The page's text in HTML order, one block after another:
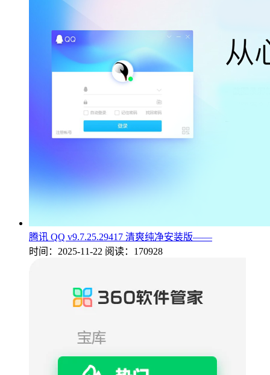
腾讯 QQ v9.7.25.29417 清爽纯净安装版——
时间：2025-11-22 阅读：170928